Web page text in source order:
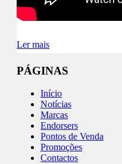
Ler mais
PÁGINAS
Início
Notícias
Marcas
Endorsers
Pontos de Venda
Promoções
Contactos